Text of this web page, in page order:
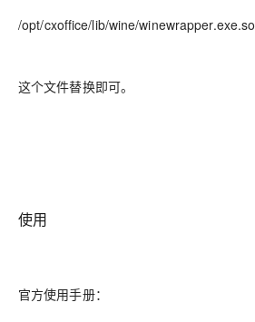
/opt/cxoffice/lib/wine/winewrapper.exe.so
这个文件替换即可。
使用
官方使用手册：